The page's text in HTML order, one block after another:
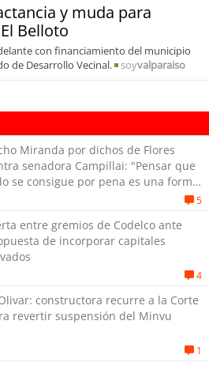
y muda para
Belloto
con financiamiento del municipio
de Desarrollo Vecinal.
soyvalparaiso
Miranda por dichos de Flores
senadora Campillai: "Pensar que
se consigue por pena es una forma
5
entre gremios de Codelco ante
de incorporar capitales
4
constructora recurre a la Corte
revertir suspensión del Minvu
1